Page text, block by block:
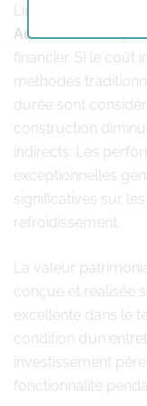
L’investissement
Aubelse révèle
financier. Si le coût
méthodes
durée sont
construction
indirects. Les
exceptionnelles
significatives sur
refroidissement.
La valeur
conçue et réalisée
excellente dans le
condition d’un
investissement
fonctionnalité